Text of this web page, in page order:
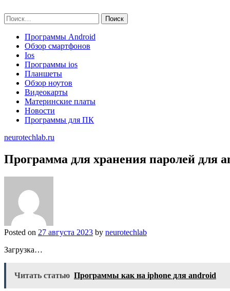
to
content
Найти:
Программы Android
Обзор смартфонов
Ios
Программы ios
Планшеты
Обзор ноутов
Видеокарты
Материнские платы
Новости
Программы для ПК
neurotechlab.ru
Программа для хранения паролей для
Posted on 27 августа 2023 by neurotechlab
Загрузка…
Читать статью Программы как на iphone для android